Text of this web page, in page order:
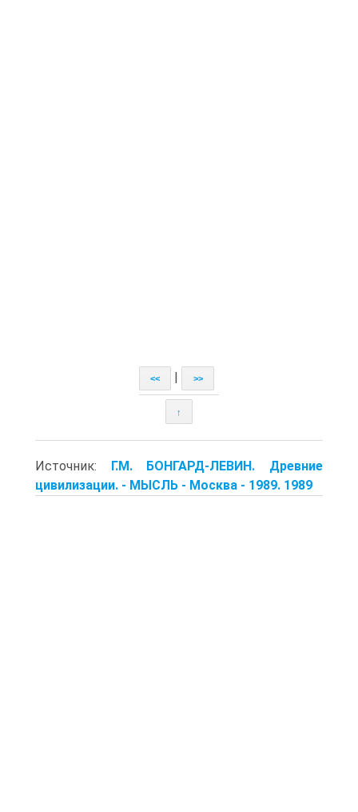
<< >>
↑
Источник: Г.M. БОНГАРД-ЛЕВИН. Древние
цивилизации. - МЫСЛЬ - Москва - 1989. 1989